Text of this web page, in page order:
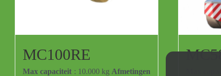
MC100RE
Max capaciteit : 10.000 kg Afmetingen